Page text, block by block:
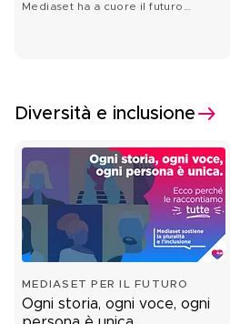
Mediaset ha a cuore il futuro
Diversità e inclusione
MEDIASET PER IL FUTURO
Ogni storia, ogni voce, ogni